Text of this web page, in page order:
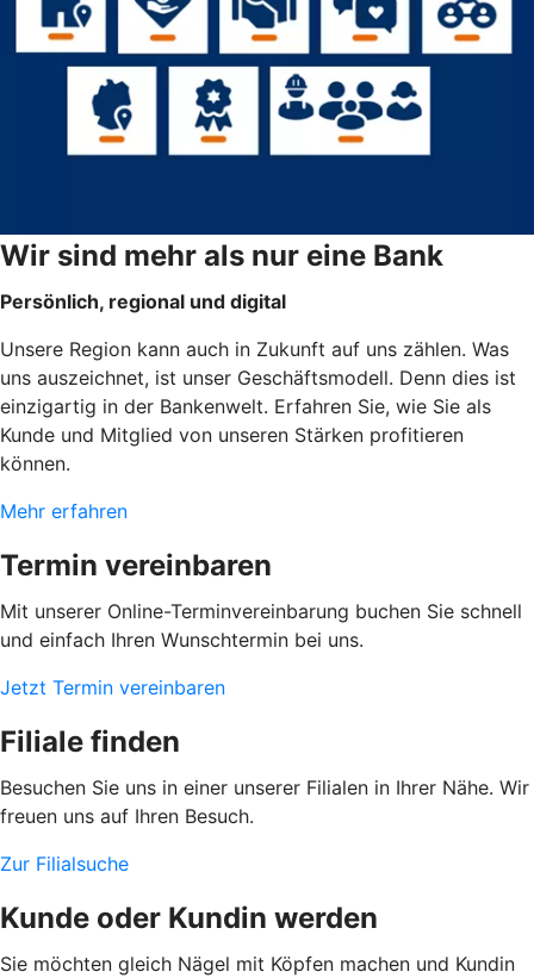
Wir sind mehr als nur eine Bank
Persönlich, regional und digital
Unsere Region kann auch in Zukunft auf uns zählen. Was
uns auszeichnet, ist unser Geschäftsmodell. Denn dies ist
einzigartig in der Bankenwelt. Erfahren Sie, wie Sie als
Kunde und Mitglied von unseren Stärken profitieren
können.
Mehr erfahren
Termin vereinbaren
Mit unserer Online-Terminvereinbarung buchen Sie schnell
und einfach Ihren Wunschtermin bei uns.
Jetzt Termin vereinbaren
Filiale finden
Besuchen Sie uns in einer unserer Filialen in Ihrer Nähe. Wir
freuen uns auf Ihren Besuch.
Zur Filialsuche
Kunde oder Kundin werden
Sie möchten gleich Nägel mit Köpfen machen und Kundin